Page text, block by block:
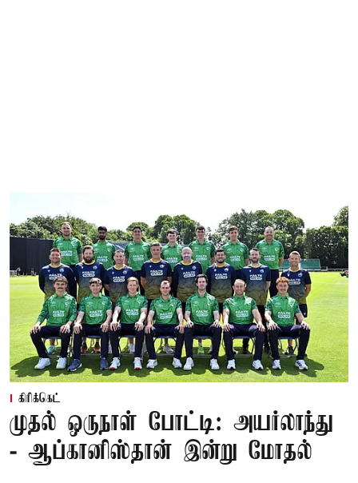
கிரிக்கெட்
முதல் ஒருநாள் போட்டி: அயர்லாந்து
- ஆப்கானிஸ்தான் இன்று மோதல்